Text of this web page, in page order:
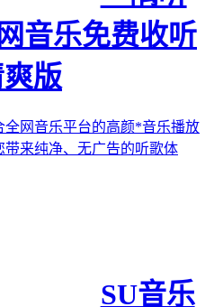
音乐免费收听
版
网音乐平台的高颜*音乐播放
来纯净、无广告的听歌体
SU音乐